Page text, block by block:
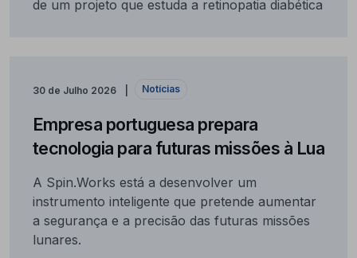
de um projeto que estuda a retinopatia diabética
30 de Julho 2026 Notícias
Empresa portuguesa prepara
tecnologia para futuras missões à Lua
A Spin.Works está a desenvolver um
instrumento inteligente que pretende aumentar
a segurança e a precisão das futuras missões
lunares.